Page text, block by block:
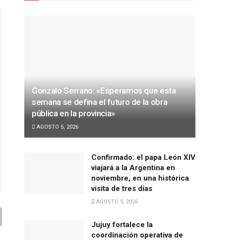
Gonzalo Serrano: «Esperamos que esta
semana se defina el futuro de la obra
pública en la provincia»
AGOSTO 5, 2026
Confirmado: el papa León XIV
viajará a la Argentina en
noviembre, en una histórica
visita de tres días
AGOSTO 5, 2026
Jujuy fortalece la
coordinación operativa de